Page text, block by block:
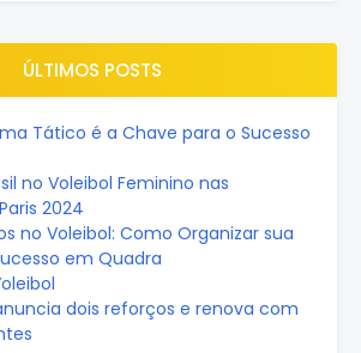
ÚLTIMOS POSTS
Tático é a Chave para o Sucesso
no Voleibol Feminino nas
2024
no Voleibol: Como Organizar sua
em Quadra
dois reforços e renova com